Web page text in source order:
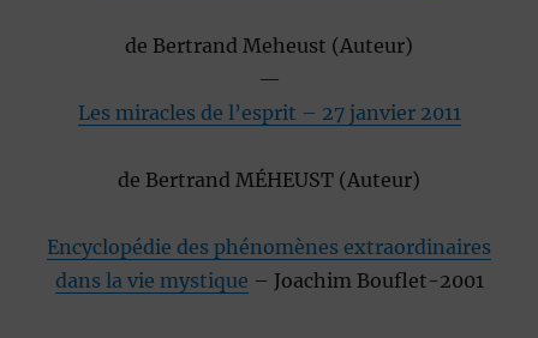
de Bertrand Meheust (Auteur)
—
Les miracles de l’esprit – 27 janvier 2011
de Bertrand MÉHEUST (Auteur)
Encyclopédie des phénomènes extraordinaires
dans la vie mystique – Joachim Bouflet-2001